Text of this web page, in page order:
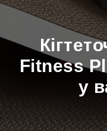
Fitness
у